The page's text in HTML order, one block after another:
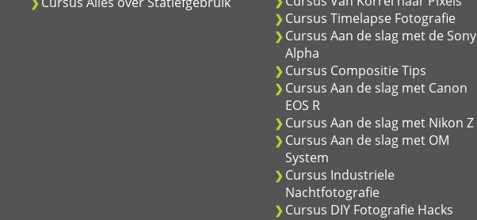
Cursus Timelapse Fotografie
Cursus Aan de slag met de Sony
Alpha
Cursus Compositie Tips
Cursus Aan de slag met Canon
EOS R
Cursus Aan de slag met Nikon Z
Cursus Aan de slag met OM
System
Cursus Industriele
Nachtfotografie
Cursus DIY Fotografie Hacks